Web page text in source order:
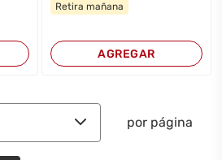
Retira mañana
AGREGAR
por página